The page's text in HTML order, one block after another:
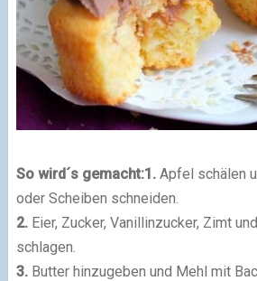
So wird´s gemacht:1.Apfel schälen
oder Scheiben schneiden.
2.Eier, Zucker, Vanillinzucker, Zimt
schlagen.
3.Butter hinzugeben und Mehl mit